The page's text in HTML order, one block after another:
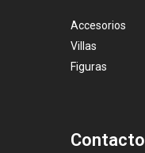
Accesorios
Villas
Figuras
Contacto